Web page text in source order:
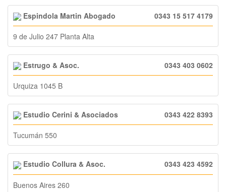
Espindola Martin Abogado 0343 15 517 4179
9 de Julio 247 Planta Alta
Estrugo & Asoc. 0343 403 0602
Urquiza 1045 B
Estudio Cerini & Asociados 0343 422 8393
Tucumán 550
Estudio Collura & Asoc. 0343 423 4592
Buenos Aires 260